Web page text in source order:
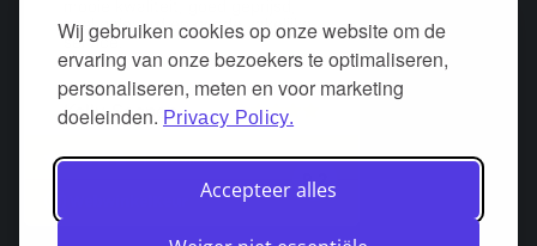
Wij gebruiken cookies op onze website om de
ervaring van onze bezoekers te optimaliseren,
personaliseren, meten en voor marketing
doeleinden. Privacy Policy.
Accepteer alles